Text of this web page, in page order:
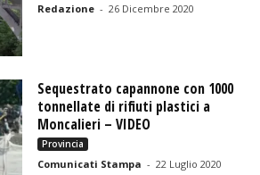
Redazione - 26 Dicembre 2020
Sequestrato capannone con 1000
tonnellate di rifiuti plastici a
Moncalieri – VIDEO
Provincia
Comunicati Stampa - 22 Luglio 2020